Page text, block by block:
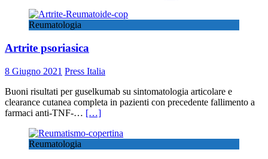
Reumatologia
Artrite psoriasica
8 Giugno 2021 Press Italia
Buoni risultati per guselkumab su sintomatologia articolare e
clearance cutanea completa in pazienti con precedente fallimento a
farmaci anti-TNF-… […]
Reumatologia